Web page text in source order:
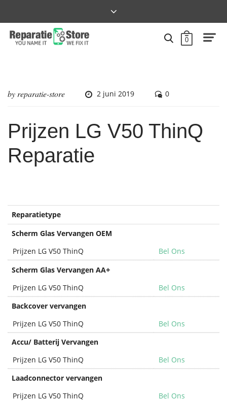
0
by reparatie-store 2 juni 2019 0
Prijzen LG V50 ThinQ
Reparatie
Reparatietype
Scherm Glas Vervangen OEM
Prijzen LG V50 ThinQ
Bel Ons
Scherm Glas Vervangen AA+
Prijzen LG V50 ThinQ
Bel Ons
Backcover vervangen
Prijzen LG V50 ThinQ
Bel Ons
Accu/ Batterij Vervangen
Prijzen LG V50 ThinQ
Bel Ons
Laadconnector vervangen
Prijzen LG V50 ThinQ
Bel Ons